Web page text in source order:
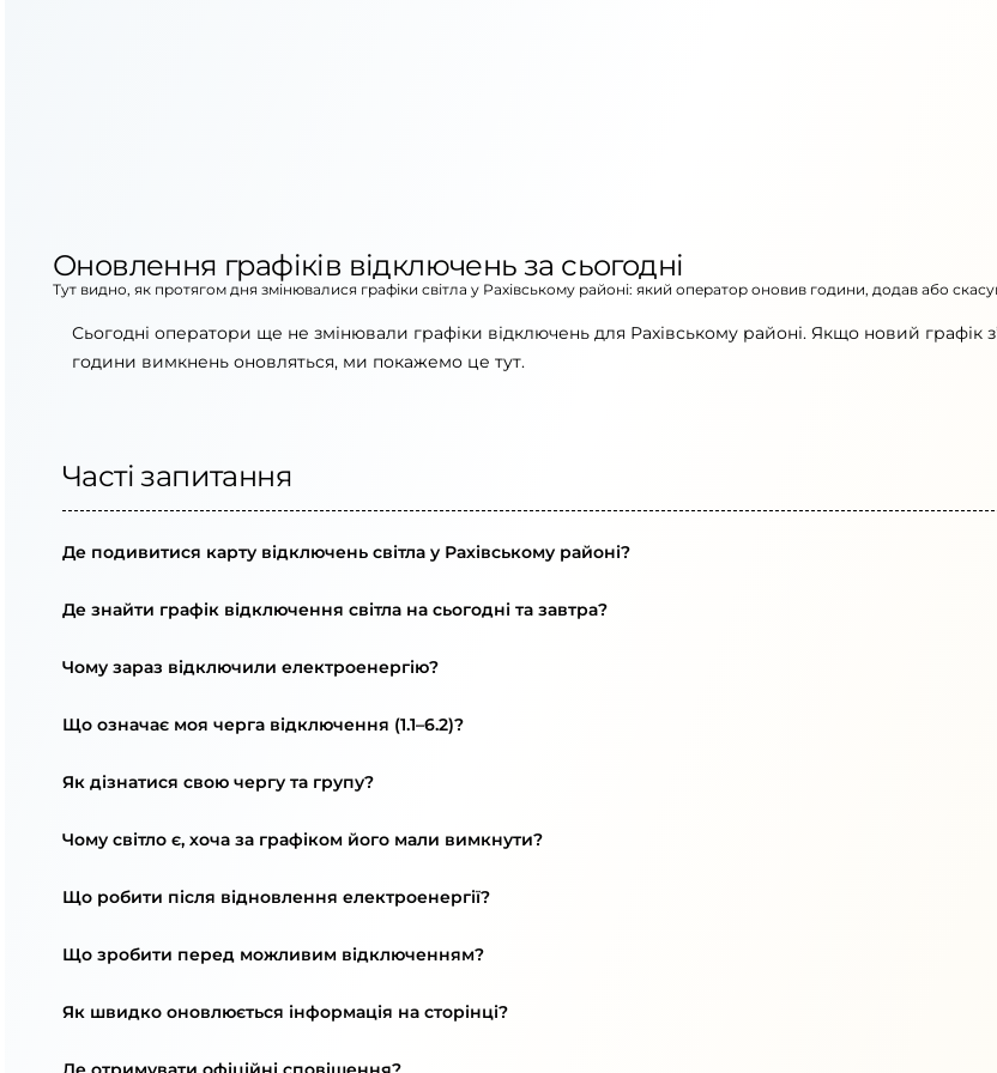
Оновлення графіків відключень за сьогодні
Тут видно, як протягом дня змінювалися графіки світла у Рахівському районі: який оператор оновив години, додав або
Сьогодні оператори ще не змінювали графіки відключень для Рахівському районі. Якщо новий графік
години вимкнень оновляться, ми покажемо це тут.
Часті запитання
Де подивитися карту відключень світла у Рахівському районі?
Де знайти графік відключення світла на сьогодні та завтра?
Чому зараз відключили електроенергію?
Що означає моя черга відключення (1.1–6.2)?
Як дізнатися свою чергу та групу?
Чому світло є, хоча за графіком його мали вимкнути?
Що робити після відновлення електроенергії?
Що зробити перед можливим відключенням?
Як швидко оновлюється інформація на сторінці?